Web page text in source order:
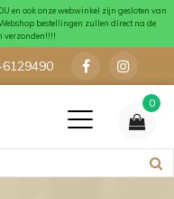
en ook onze webwinkel zijn gesloten van
bestellingen zullen direct na de
verzonden!!!!
0